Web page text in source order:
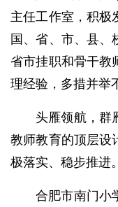
主任工作室，积极
国、省、市、县、
省市挂职和骨干教
理经验，多措并举
头雁领航，群
教师教育的顶层设
极落实、稳步推进。
合肥市南门小